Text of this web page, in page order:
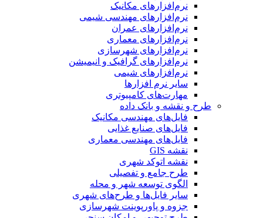
نرم‌افزارهای مکانیک
نرم‌افزارهای مهندسی شیمی
نرم‌افزارهای عمران
نرم‌افزارهای معماری
نرم‌افزارهای شهرسازی
نرم‌افزارهای گرافیک و انیمیشن
نرم‌افزارهای شیمی
سایر نرم افزارها
مهارت‌های کامپیوتری
طرح و نقشه و بانک داده
فایل‌های مهندسی مکانیک
فایل‌های صنایع غذایی
فایل‌های مهندسی معماری
نقشه GIS
نقشه اتوکد شهری
طرح جامع و تفصیلی
الگوی توسعه شهر و محله
سایر فایل‌ها و طرح‌های شهری
جزوه و پاورپوینت شهرسازی